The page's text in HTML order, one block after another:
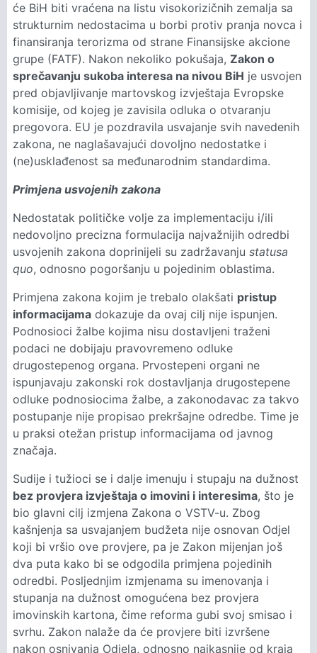
će BiH biti vraćena na listu visokorizičnih zemalja sa
strukturnim nedostacima u borbi protiv pranja novca i
finansiranja terorizma od strane Finansijske akcione
grupe (FATF). Nakon nekoliko pokušaja, Zakon o
sprečavanju sukoba interesa na nivou BiH je usvojen
pred objavljivanje martovskog izvještaja Evropske
komisije, od kojeg je zavisila odluka o otvaranju
pregovora. EU je pozdravila usvajanje svih navedenih
zakona, ne naglašavajući dovoljno nedostatke i
(ne)usklađenost sa međunarodnim standardima.
Primjena usvojenih zakona
Nedostatak političke volje za implementaciju i/ili
nedovoljno precizna formulacija najvažnijih odredbi
usvojenih zakona doprinijeli su zadržavanju statusa
quo, odnosno pogoršanju u pojedinim oblastima.
Primjena zakona kojim je trebalo olakšati pristup
informacijama dokazuje da ovaj cilj nije ispunjen.
Podnosioci žalbe kojima nisu dostavljeni traženi
podaci ne dobijaju pravovremeno odluke
drugostepenog organa. Prvostepeni organi ne
ispunjavaju zakonski rok dostavljanja drugostepene
odluke podnosiocima žalbe, a zakonodavac za takvo
postupanje nije propisao prekršajne odredbe. Time je
u praksi otežan pristup informacijama od javnog
značaja.
Sudije i tužioci se i dalje imenuju i stupaju na dužnost
bez provjera izvještaja o imovini i interesima, što je
bio glavni cilj izmjena Zakona o VSTV-u. Zbog
kašnjenja sa usvajanjem budžeta nije osnovan Odjel
koji bi vršio ove provjere, pa je Zakon mijenjan još
dva puta kako bi se odgodila primjena pojedinih
odredbi. Posljednjim izmjenama su imenovanja i
stupanja na dužnost omogućena bez provjera
imovinskih kartona, čime reforma gubi svoj smisao i
svrhu. Zakon nalaže da će provjere biti izvršene
nakon osnivanja Odjela, odnosno najkasnije od kraja